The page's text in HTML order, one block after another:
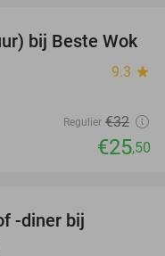
20%
bij Beste Wok
9.3 star
Regulier €32
€25,50
-diner bij